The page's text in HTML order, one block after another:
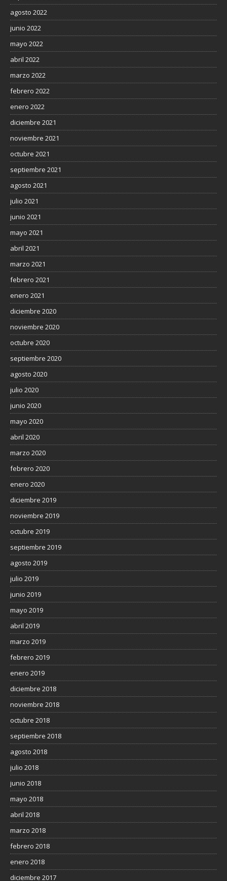
agosto 2022
junio 2022
mayo 2022
abril 2022
marzo 2022
febrero 2022
enero 2022
diciembre 2021
noviembre 2021
octubre 2021
septiembre 2021
agosto 2021
julio 2021
junio 2021
mayo 2021
abril 2021
marzo 2021
febrero 2021
enero 2021
diciembre 2020
noviembre 2020
octubre 2020
septiembre 2020
agosto 2020
julio 2020
junio 2020
mayo 2020
abril 2020
marzo 2020
febrero 2020
enero 2020
diciembre 2019
noviembre 2019
octubre 2019
septiembre 2019
agosto 2019
julio 2019
junio 2019
mayo 2019
abril 2019
marzo 2019
febrero 2019
enero 2019
diciembre 2018
noviembre 2018
octubre 2018
septiembre 2018
agosto 2018
julio 2018
junio 2018
mayo 2018
abril 2018
marzo 2018
febrero 2018
enero 2018
diciembre 2017